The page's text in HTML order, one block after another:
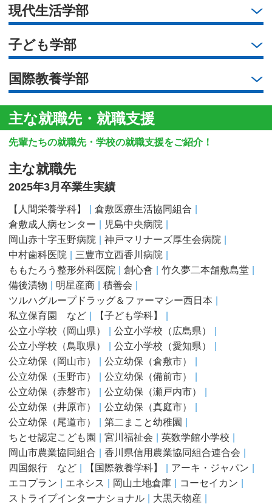
現代生活学部
子ども学部
国際教養学部
主な就職先・就職支援
先輩たちの就職先・学校の就職支援をご紹介！
主な就職先
2025年3月卒業生実績
【人間栄養学科】
倉敷医療生活協同組合
倉敷成人病センター
児島中央病院
岡山赤十字玉野病院
神戸マリナーズ厚生会病院
中村歯科医院
三豊市立西香川病院
ももたろう整形外科医院
創心會
竹久夢二本舗敷島堂
備後漬物
明星産商
積善会
ツルハグループドラッグ＆ファーマシー西日本
私立保育園 など
【子ども学科】
公立小学校（岡山県）
公立小学校（広島県）
公立小学校（鳥取県）
公立小学校（愛知県）
公立幼保（岡山市）
公立幼保（倉敷市）
公立幼保（玉野市）
公立幼保（備前市）
公立幼保（赤磐市）
公立幼保（瀬戸内市）
公立幼保（井原市）
公立幼保（真庭市）
公立幼保（尾道市）
第二まこと幼稚園
ちとせ認定こども園
宮川福祉会
英数学館小学校
岡山市農業協同組合
香川県信用農業協同組合連合会
四国銀行 など
【国際教養学科】
アーキ・ジャパン
エコプラン
エネシス 岡山土地倉庫
コーセイカン
ストライプインターナショナル
大黒天物産